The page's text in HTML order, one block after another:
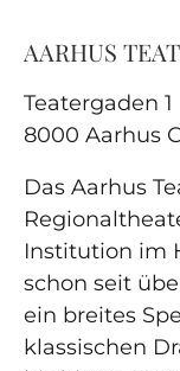
AARHUS
Teatergaden 1
8000 Aarhus C
Das Aarhus
Institution im
schon seit
ein breites
klassischen